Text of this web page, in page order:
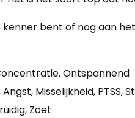
bent of nog aan
Ontspannend
Misselijkheid, PTSS,
Zoet